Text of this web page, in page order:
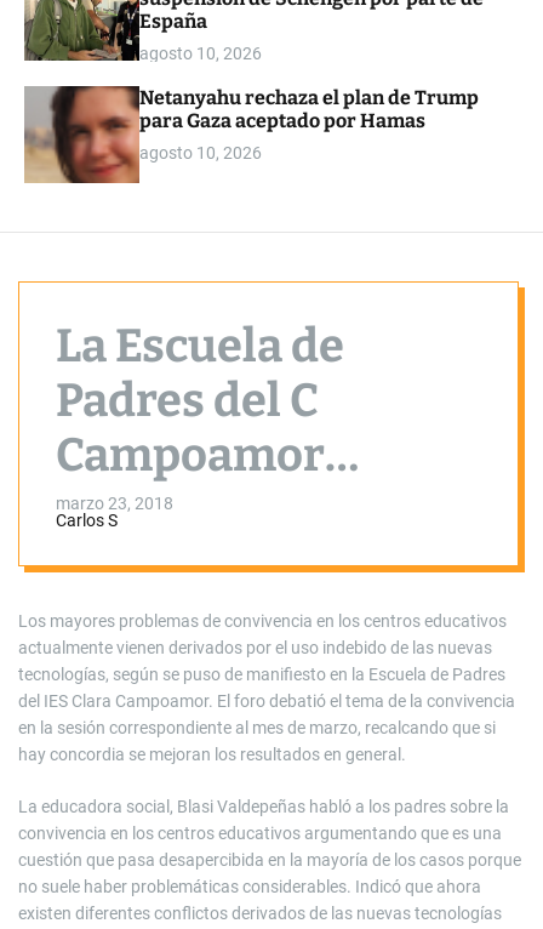
España
agosto 10, 2026
Netanyahu rechaza el plan de Trump
para Gaza aceptado por Hamas
agosto 10, 2026
La Escuela de
Padres del C
Campoamor
debatió la
convivencia en los
centros educativos
marzo 23, 2018
Carlos S
Los mayores problemas de convivencia en los centros educativos
actualmente vienen derivados por el uso indebido de las nuevas
tecnologías, según se puso de manifiesto en la Escuela de Padres
del IES Clara Campoamor. El foro debatió el tema de la convivencia
en la sesión correspondiente al mes de marzo, recalcando que si
hay concordia se mejoran los resultados en general.
La educadora social, Blasi Valdepeñas habló a los padres sobre la
convivencia en los centros educativos argumentando que es una
cuestión que pasa desapercibida en la mayoría de los casos porque
no suele haber problemáticas considerables. Indicó que ahora
existen diferentes conflictos derivados de las nuevas tecnologías